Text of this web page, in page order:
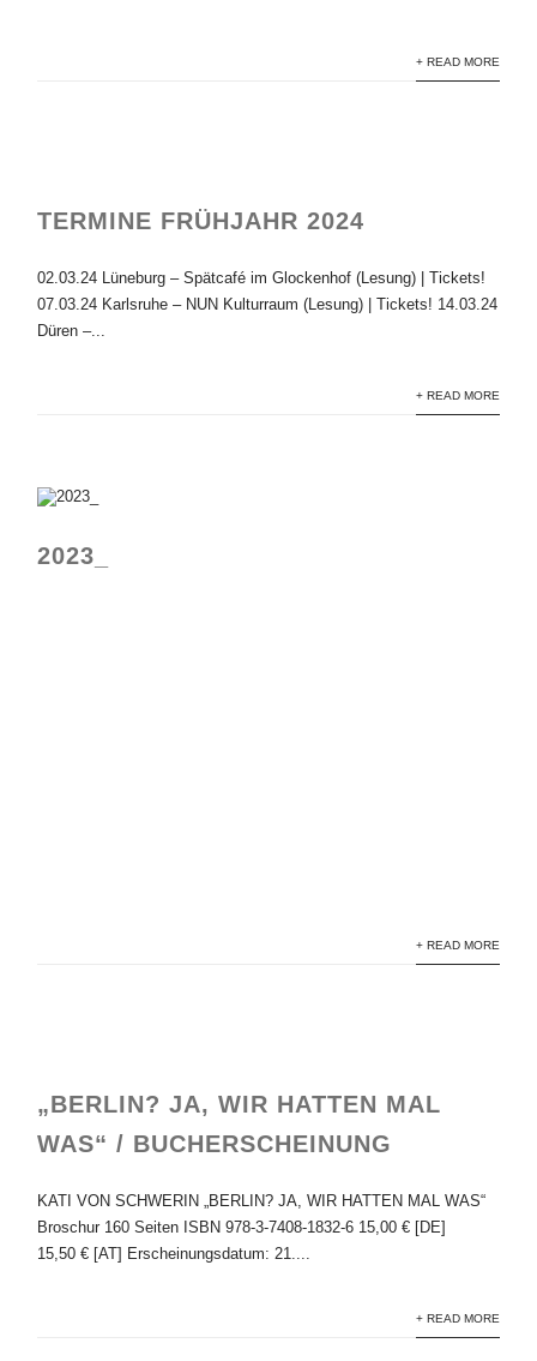
+ READ MORE
TERMINE FRÜHJAHR 2024
02.03.24 Lüneburg – Spätcafé im Glockenhof (Lesung) | Tickets!
07.03.24 Karlsruhe – NUN Kulturraum (Lesung) | Tickets! 14.03.24
Düren –...
+ READ MORE
2023_
+ READ MORE
„BERLIN? JA, WIR HATTEN MAL
WAS“ / BUCHERSCHEINUNG
KATI VON SCHWERIN „BERLIN? JA, WIR HATTEN MAL WAS“
Broschur 160 Seiten ISBN 978-3-7408-1832-6 15,00 € [DE]
15,50 € [AT] Erscheinungsdatum: 21....
+ READ MORE